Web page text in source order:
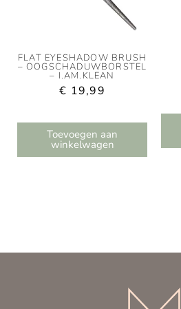
FLAT EYESHADOW BRUSH
– OOGSCHADUWBORSTEL
– I.AM.KLEAN
€ 19,99
Toevoegen aan
winkelwagen